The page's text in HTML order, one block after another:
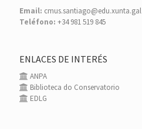
Email: cmus.santiago@edu.xunta.gal
Teléfono: +34 981 519 845
ENLACES DE INTERÉS
ANPA
Biblioteca do Conservatorio
EDLG